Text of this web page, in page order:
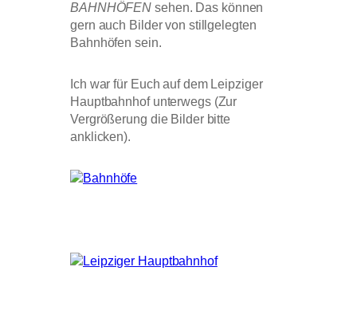
BAHNHÖFEN sehen. Das können
gern auch Bilder von stillgelegten
Bahnhöfen sein.
Ich war für Euch auf dem Leipziger
Hauptbahnhof unterwegs (Zur
Vergrößerung die Bilder bitte
anklicken).